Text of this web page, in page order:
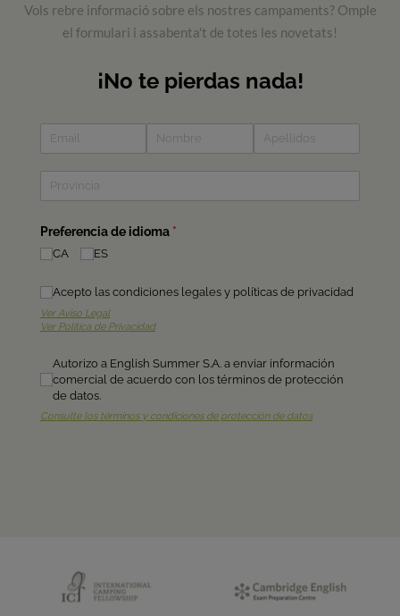
Vols rebre informació sobre els nostres campaments? Omple
el formulari i assabenta't de totes les novetats!